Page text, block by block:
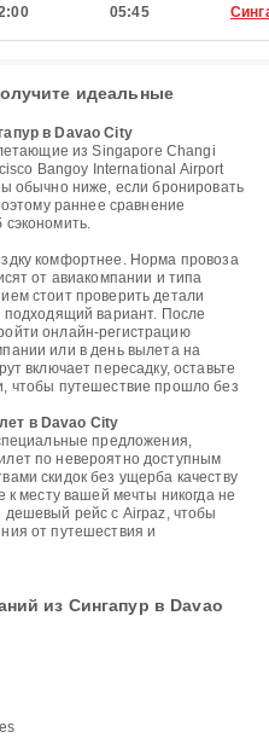
05:45
идеальные
в Davao City
из Singapore Changi
Bangoy International Airport
обычно ниже, если бронировать
раннее сравнение
комфортнее. Норма провоза
от авиакомпании и типа
стоит проверить детали
вариант. После
онлайн-регистрацию
или в день вылета на
включает пересадку, оставьте
чтобы путешествие прошло без
в Davao City
предложения,
по невероятно доступным
скидок без ущерба качеству
месту вашей мечты никогда не
рейс с Airpaz, чтобы
от путешествия и
из Сингапур в Davao